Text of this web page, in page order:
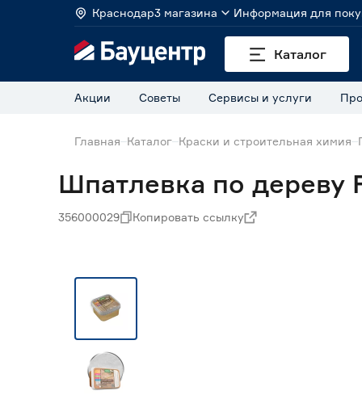
Краснодар3 магазина Информация для
Каталог
Акции Советы Сервисы и услуги
Главная Каталог Краски и строительная химия
Шпатлевка по дереву
356000029 Копировать ссылку